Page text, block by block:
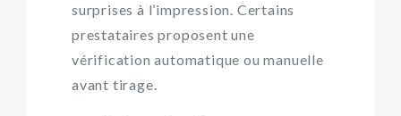
surprises à l’impression. Certains
prestataires proposent une
vérification automatique ou manuelle
avant tirage.